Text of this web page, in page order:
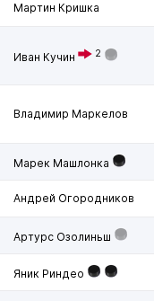
Мартин Кришка
Иван Кучин 2
Владимир Маркелов
Марек Машлонка
Андрей Огородников
Артурс Озолиньш
Яник Риндео